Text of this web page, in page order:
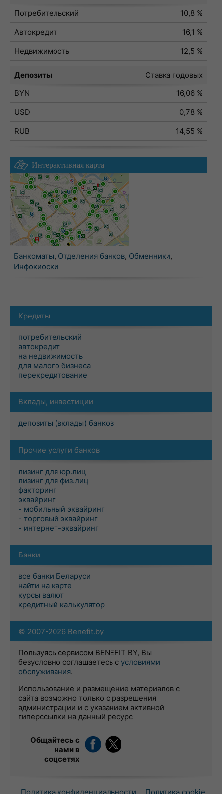
Потребительский
10,8 %
Автокредит
16,1 %
Недвижимость
12,5 %
Депозиты
Ставка годовых
BYN
16,06 %
USD
0,78 %
RUB
14,55 %
Интерактивная карта
Банкоматы, Отделения банков, Обменники,
Инфокиоски
Кредиты
потребительский
автокредит
на недвижимость
для малого бизнеса
перекредитование
Вклады, инвестиции
депозиты (вклады) банков
Прочие услуги банков
лизинг для юр.лиц
лизинг для физ.лиц
факторинг
эквайринг
- мобильный эквайринг
- торговый эквайринг
- интернет-эквайринг
Банки
все банки Беларуси
найти на карте
курсы валют
кредитный калькулятор
© 2007-2026 Benefit.by
Пользуясь сервисом BENEFIT BY, Вы
безусловно соглашаетесь с условиями
обслуживания.
Использование и размещение материалов с
сайта возможно только с разрешения
администрации и с указанием активной
гиперссылки на данный ресурс
Общайтесь с
нами в
соцсетях
Политика конфиденциальности Политика cookie